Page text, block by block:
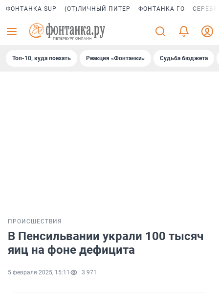
ФОНТАНКА SUP (ОТ)ЛИЧНЫЙ ПИТЕР ФОНТАНКА ГО
Топ-10, куда поехать Реакция «Фонтанки» Судьба бюджета
ПРОИСШЕСТВИЯ
В Пенсильвании украли 100 тысяч
яиц на фоне дефицита
5 февраля 2025, 15:11 3 971